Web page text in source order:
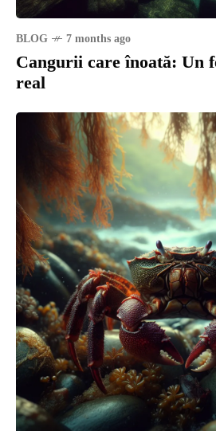
BLOG 7 months ago
Cangurii care înoată: Un
real